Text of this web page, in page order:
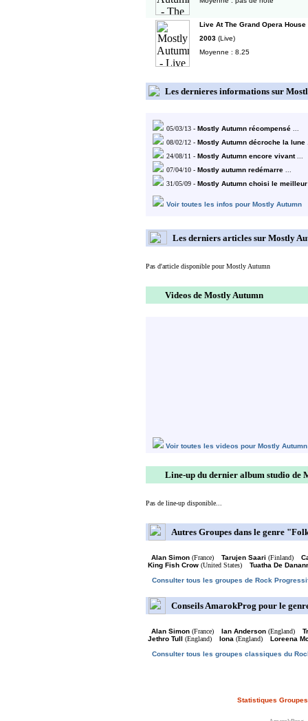
Live At The Grand Opera House
2003 (Live)
Moyenne : 8.25
Les dernieres informations sur
05/03/13 - Mostly Autumn récompensé
08/02/12 - Mostly Autumn décroche la lune
24/08/11 - Mostly Autumn encore vivant...
07/04/10 - Mostly autumn redémarre
31/05/09 - Mostly Autumn choisi le meilleur
Voir toutes les infos pour Mostly Autumn
Les derniers articles sur Mostly
Pas d'article disponible pour Mostly Autumn
Videos de Mostly Autumn
Voir toutes les videos pour Mostly Autumn
Line-up du dernier album studio de
Pas de line-up disponible...
Autres Groupes dans le genre
Alan Simon (France) Tarujen Saari (Finland)
King Fish Crow (United States)
Tuatha De
Consulter tous les groupes de Rock
Conseils AmarokProg pour le
Alan Simon (France) Ian Anderson (England)
Jethro Tull (England) Iona (England)
Loreena
Consulter tous les groupes classiques du
Statistiques Groupes